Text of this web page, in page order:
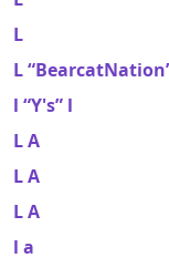
L
L
l “Y's” l
L A
L A
L A
l a